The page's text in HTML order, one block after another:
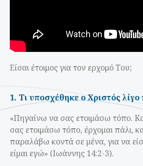
Είσαι έτοιμος για τον ερχομό Του;
1. Τι υποσχέθηκε ο Χριστός λίγο
«Πηγαίνω να σας ετοιμάσω τόπο.
σας ετοιμάσω τόπο, έρχομαι πάλι,
παραλάβω κοντά σε μένα, για να
είμαι εγώ» (Ιωάννης 14:2-3).